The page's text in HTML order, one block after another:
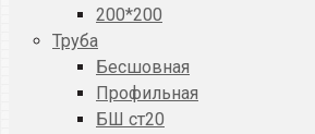
200*200
Труба
Бесшовная
Профильная
БШ ст20